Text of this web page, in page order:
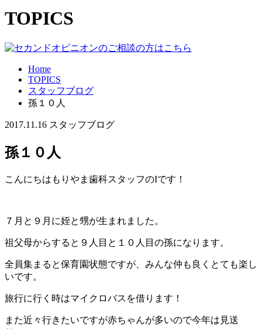
TOPICS
Home
TOPICS
スタッフブログ
孫１０人
2017.11.16 スタッフブログ
孫１０人
こんにちはもりやま歯科スタッフのIです！
７月と９月に姪と甥が生まれました。
祖父母からすると９人目と１０人目の孫になります。
全員集まると保育園状態ですが、みんな仲も良くとても楽し
いです。
旅行に行く時はマイクロバスを借ります！
また近々行きたいですが赤ちゃんが多いので今年は見送